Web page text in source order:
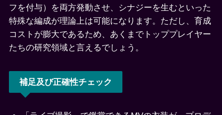
フを付与）を両方発動させ、シナジーを生むといった
特殊な編成が理論上は可能になります。ただし、育成
コストが膨大であるため、あくまでトッププレイヤー
たちの研究領域と言えるでしょう。
補足及び正確性チェック